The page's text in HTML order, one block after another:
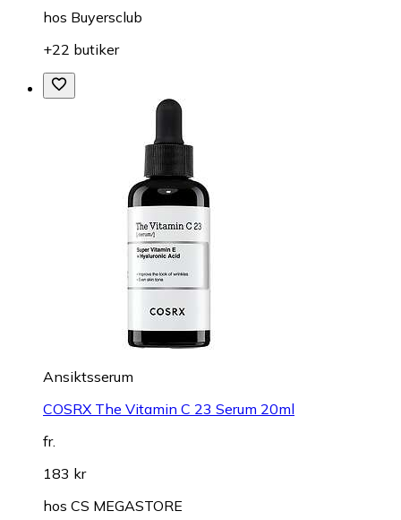
hos Buyersclub
+22 butiker
Ansiktsserum
COSRX The Vitamin C 23 Serum 20ml
fr.
183 kr
hos CS MEGASTORE